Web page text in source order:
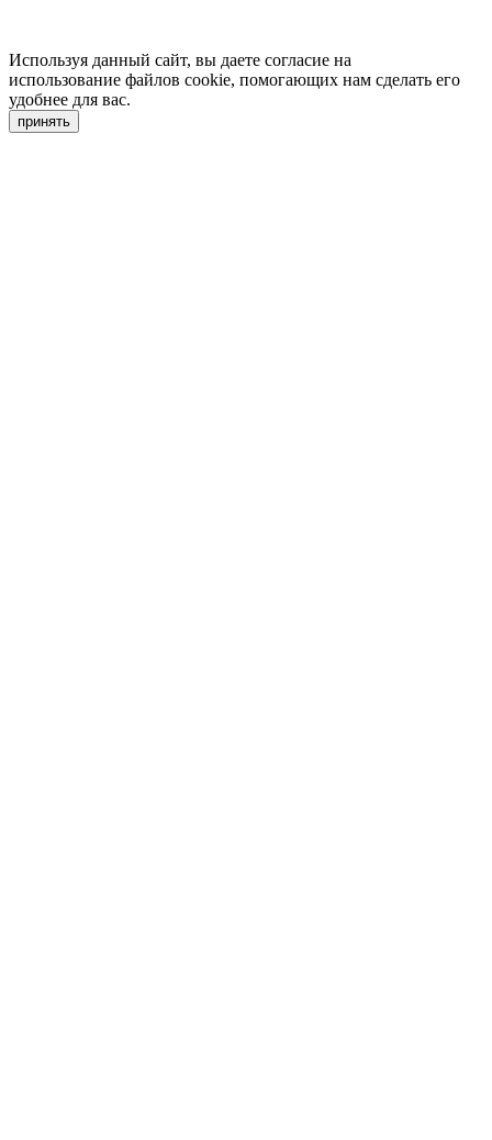
Используя данный сайт, вы даете согласие на
использование файлов cookie, помогающих нам сделать его
удобнее для вас.
принять